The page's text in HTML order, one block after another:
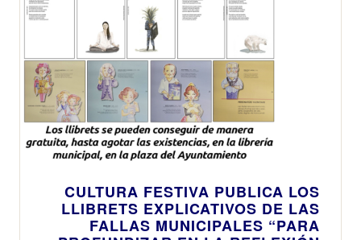
CULTURA FESTIVA PUBLICA LOS
LLIBRETS EXPLICATIVOS DE LAS
FALLAS MUNICIPALES “PARA